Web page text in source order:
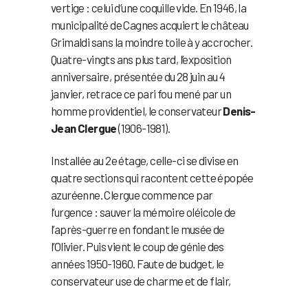
vertige : celui d’une coquille vide. En 1946, la
municipalité de Cagnes acquiert le château
Grimaldi sans la moindre toile à y accrocher.
Quatre-vingts ans plus tard, l’exposition
anniversaire, présentée du 28 juin au 4
janvier, retrace ce pari fou mené par un
homme providentiel, le conservateurDenis-
Jean Clergue(1906-1981).
Installée au 2e étage, celle-ci se divise en
quatre sections qui racontent cette épopée
azuréenne. Clergue commence par
l’urgence : sauver la mémoire oléicole de
l’après-guerre en fondant le musée de
l’Olivier. Puis vient le coup de génie des
années 1950-1960. Faute de budget, le
conservateur use de charme et de flair,